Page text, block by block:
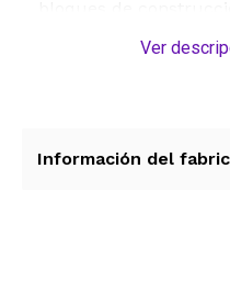
Su presentacion en
mientras aprenden
Ver
Información del